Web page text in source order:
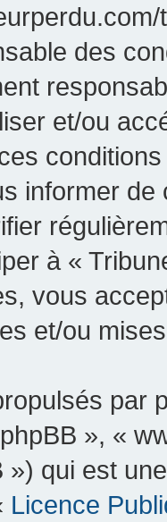
des
et/ou
informer
à «
vous
et/ou
par
», «
») qui est
Licence